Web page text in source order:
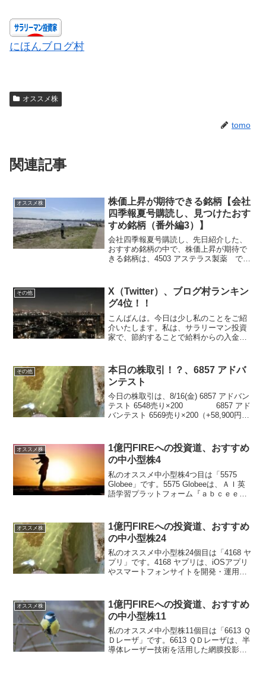
にほんブログ村
オススメ株
tomo
関連記事
オススメ株
株価上昇が期待できる銘柄【会社
四季報夏号購読し、見つけたおす
すめ銘柄（番外編3）】
会社四季報夏号購読し、先日紹介した、
おすすめ銘柄の中で、株価上昇が期待で
きる銘柄は、4503 アステラス製薬 で
想です。今後の株価上昇に期待しましょ
う！！あく...
その他
X（Twitter）、ブログ村ランキン
グ4位！！
こんばんは。今日は少し私のことをご紹
介いたします。私は、サラリーマン投資
家で、節約することで給料からの入金力
リーマン生活からの卒業を目標に、日々
切磋琢磨しています。ブ...
その他
本日の株取引！？、6857 アドバ
ンテスト
今日の株取引は、8/16(金) 6857 アドバン
テスト 6548売り×200 6857 アド
バンテスト 6569売り×200（+58,900円）
で、一旦利確し...
オススメ株
1億円FIREへの投資道、おすすめ
の中小型株4
私のオススメ中小型株4つ目は「5575
Globee」です。5575 Globeeは、ＡＩ英
語学習プラットフォーム『ａｂｃｅｅ
上、営業利益は赤字から黒字転換し毎年
増加、...
オススメ株
1億円FIREへの投資道、おすすめ
の中小型株24
私のオススメ中小型株24個目は「4168 ヤ
プリ」です。4168 ヤプリは、iOSアプリ
やスマートフォンサイトを開発・運用・
上高は約2倍、2023年には赤字から黒字
に...
オススメ株
1億円FIREへの投資道、おすすめ
の中小型株11
私のオススメ中小型株11個目は「6613 Ｑ
Ｄレーザ」です。6613 ＱＤレーザは、半
導体レーザー技術を活用した網膜投影機